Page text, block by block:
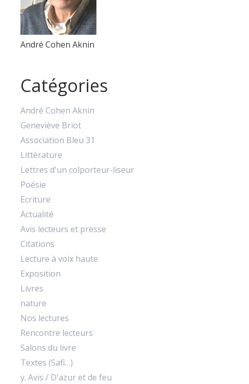
André Cohen Aknin
Catégories
André Cohen Aknin
Geneviève Briot
Association Bleu 31
Littérature
Lettres d'un colporteur-liseur
Poésie
Ecriture
Actualité
Avis lecteurs et presse
Citations
Lecture à voix haute
Exposition
Livres
nature
Nos lectures
Rencontre lecteurs
Salons du livre
Textes (Safi…)
y. Avis / D'azur et de feu